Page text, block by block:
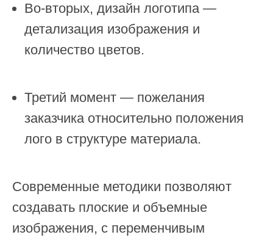
Во-вторых, дизайн логотипа —
детализация изображения и
количество цветов.
Третий момент — пожелания
заказчика относительно положения
лого в структуре материала.
Современные методики позволяют
создавать плоские и объемные
изображения, с переменчивым